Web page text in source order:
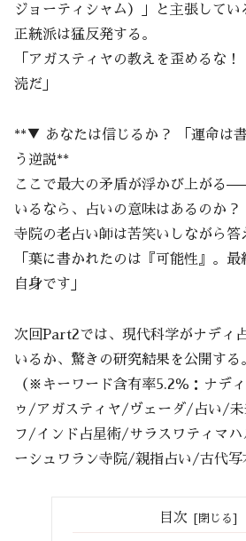
ジョーティシャム）」と主張してい
正統派は猛反発する。
「アガスティヤの教えを歪めるな
涜だ」
**▼ あなたは信じるか？ 「運命は
う逆説**
ここで最大の矛盾が浮かび上がる
いるなら、占いの意味はあるのか？
寺院の老占い師は苦笑いしながら答
「葉に書かれたのは『可能性』。
自身です」
次回Part2では、現代科学がナディ
いるか、驚きの研究結果を公開する
（※キーワード含有率5.2％：ナデ
ゥ/アガスティヤ/ヴェーダ/占い/
フ/インド占星術/サラスワティマハ
ーシュワラン寺院/親指占い/古代写
目次